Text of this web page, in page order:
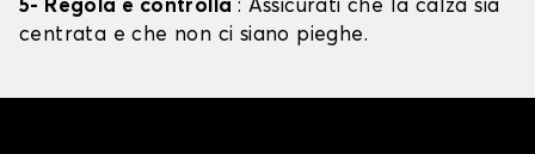
5- Regola e controlla : Assicurati che la calza sia
centrata e che non ci siano pieghe.